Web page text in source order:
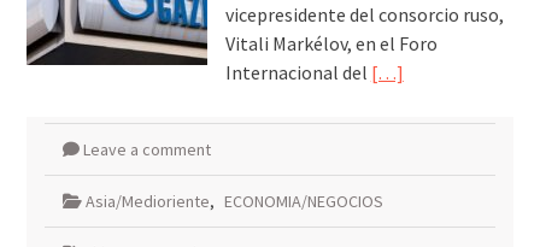
vicepresidente del consorcio ruso,
Vitali Markélov, en el Foro
Internacional del […]
Leave a comment
Asia/Medioriente, ECONOMIA/NEGOCIOS